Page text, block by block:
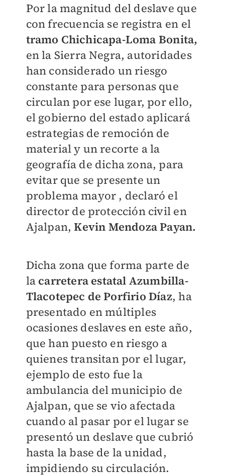
Por la magnitud del deslave que
con frecuencia se registra en el
tramo Chichicapa-Loma Bonita,
en la Sierra Negra, autoridades
han considerado un riesgo
constante para personas que
circulan por ese lugar, por ello,
el gobierno del estado aplicará
estrategias de remoción de
material y un recorte a la
geografía de dicha zona, para
evitar que se presente un
problema mayor , declaró el
director de protección civil en
Ajalpan,Kevin Mendoza Payan.
Dicha zona que forma parte de
lacarretera estatal Azumbilla-
Tlacotepec de Porfirio Díaz, ha
presentado en múltiples
ocasiones deslaves en este año,
que han puesto en riesgo a
quienes transitan por el lugar,
ejemplo de esto fue la
ambulancia del municipio de
Ajalpan, que se vio afectada
cuando al pasar por el lugar se
presentó un deslave que cubrió
hasta la base de la unidad,
impidiendo su circulación.